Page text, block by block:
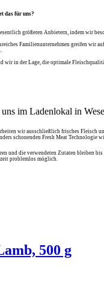
das für uns?
größeren Anbietern, indem wir
Familienunternehmen greifen wir
wir in der Lage, die optimale
im Ladenlokal in
wir ausschließlich frisches Fleisch
schonenden Fresh Meat Technologie
und die verwendeten Zutaten bleiben
problemlos möglich.
500 g